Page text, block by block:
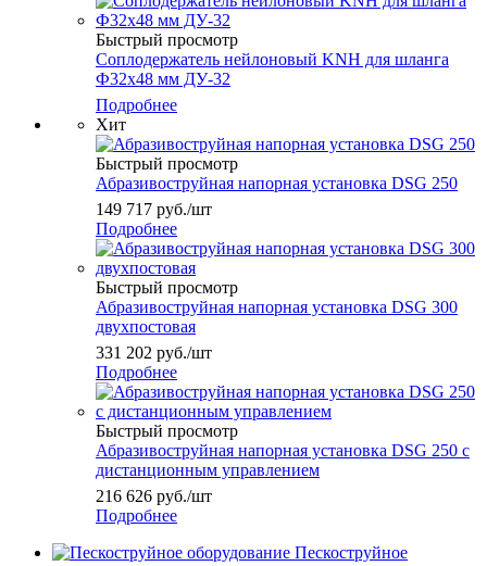
Быстрый просмотр
Соплодержатель нейлоновый KNH для шланга
Ф32х48 мм ДУ-32
Подробнее
Хит
Быстрый просмотр
Абразивоструйная напорная установка DSG 250
149 717 руб./шт
Подробнее
Быстрый просмотр
Абразивоструйная напорная установка DSG 300
двухпостовая
331 202 руб./шт
Подробнее
Быстрый просмотр
Абразивоструйная напорная установка DSG 250 с
дистанционным управлением
216 626 руб./шт
Подробнее
Пескоструйное